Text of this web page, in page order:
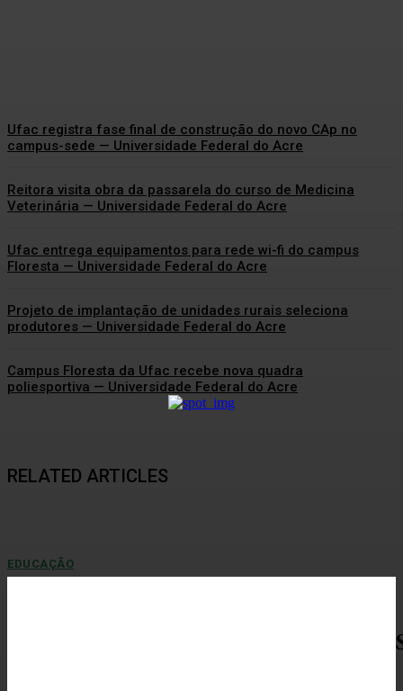
Ufac registra fase final de construção do novo CAp no
campus-sede — Universidade Federal do Acre
Reitora visita obra da passarela do curso de Medicina
Veterinária — Universidade Federal do Acre
Ufac entrega equipamentos para rede wi-fi do campus
Floresta — Universidade Federal do Acre
Projeto de implantação de unidades rurais seleciona
produtores — Universidade Federal do Acre
Campus Floresta da Ufac recebe nova quadra
poliesportiva — Universidade Federal do Acre
RELATED ARTICLES
EDUCAÇÃO